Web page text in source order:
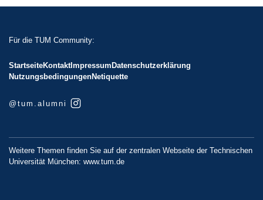
Für die TUM Community:
StartseiteKontaktImpressum Datenschutzerklärung
NutzungsbedingungenNetiquette
@tum.alumni
Weitere Themen finden Sie auf der zentralen Webseite der Technischen
Universität München: www.tum.de